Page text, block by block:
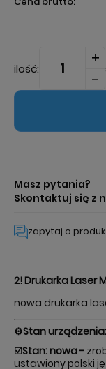
ilość:
Masz pytania?
Skontaktuj się z
zapytaj o
2! Drukarka Laser
nowa drukarka
⚙️Stan urządzenia:
☑️Stan: nowa -
ustawiony polski